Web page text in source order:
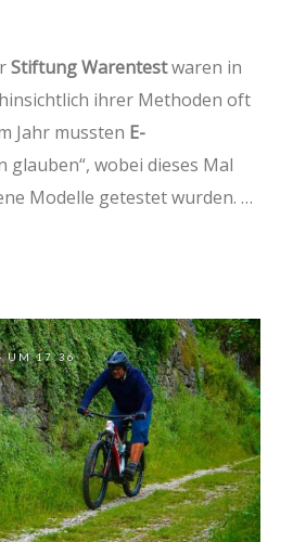
Stiftung Warentestwaren in
ihrer Methoden oft
Jahr mussten E-
glauben“, wobei dieses Mal
Modelle getestet wurden. …
UM 17:36